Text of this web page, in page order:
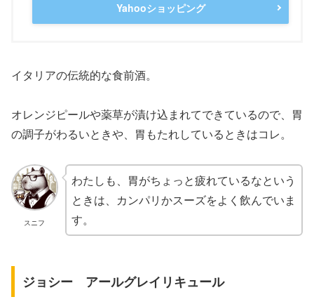
Yahooショッピング
イタリアの伝統的な食前酒。
オレンジピールや薬草が漬け込まれてできているので、胃
の調子がわるいときや、胃もたれしているときはコレ。
スニフ
わたしも、胃がちょっと疲れているなという
ときは、カンパリかスーズをよく飲んでいま
す。
ジョシー アールグレイリキュール